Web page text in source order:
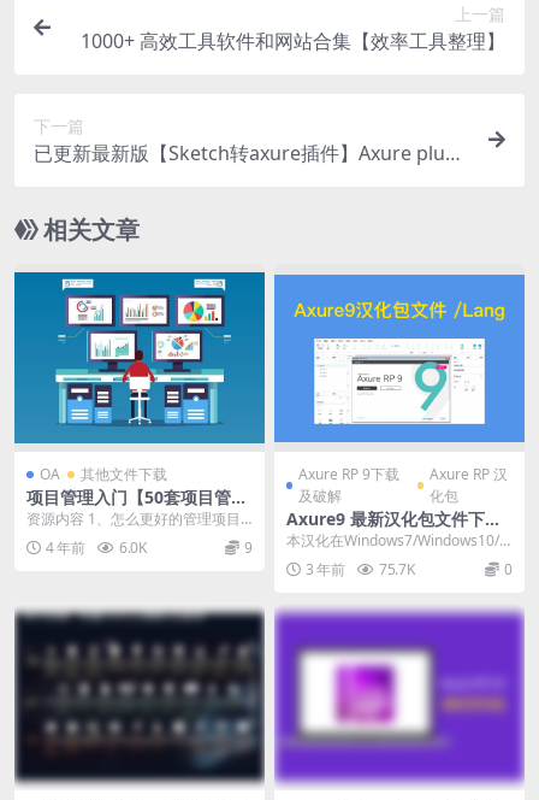
上一篇
1000+ 高效工具软件和网站合集【效率工具整理】
下一篇
已更新最新版【Sketch转axure插件】Axure plugi
相关文章
OA 其他文件下载
项目管理入门【50套项目管理
思维导图】合集一键下载
资源内容 1、怎么更好的管理项目
进度？ 2、如何做好项目复盘 3、权
利游戏，没实...
4 年前 6.0K 9
Axure RP 9下载
及破解
Axure RP 汉
化包
Axure9 最新汉化包文件下载
（亲测可用有效）
本汉化在Windows7/Windows10/M
AC10.14 以及MI M2...
3 年前 75.7K 0